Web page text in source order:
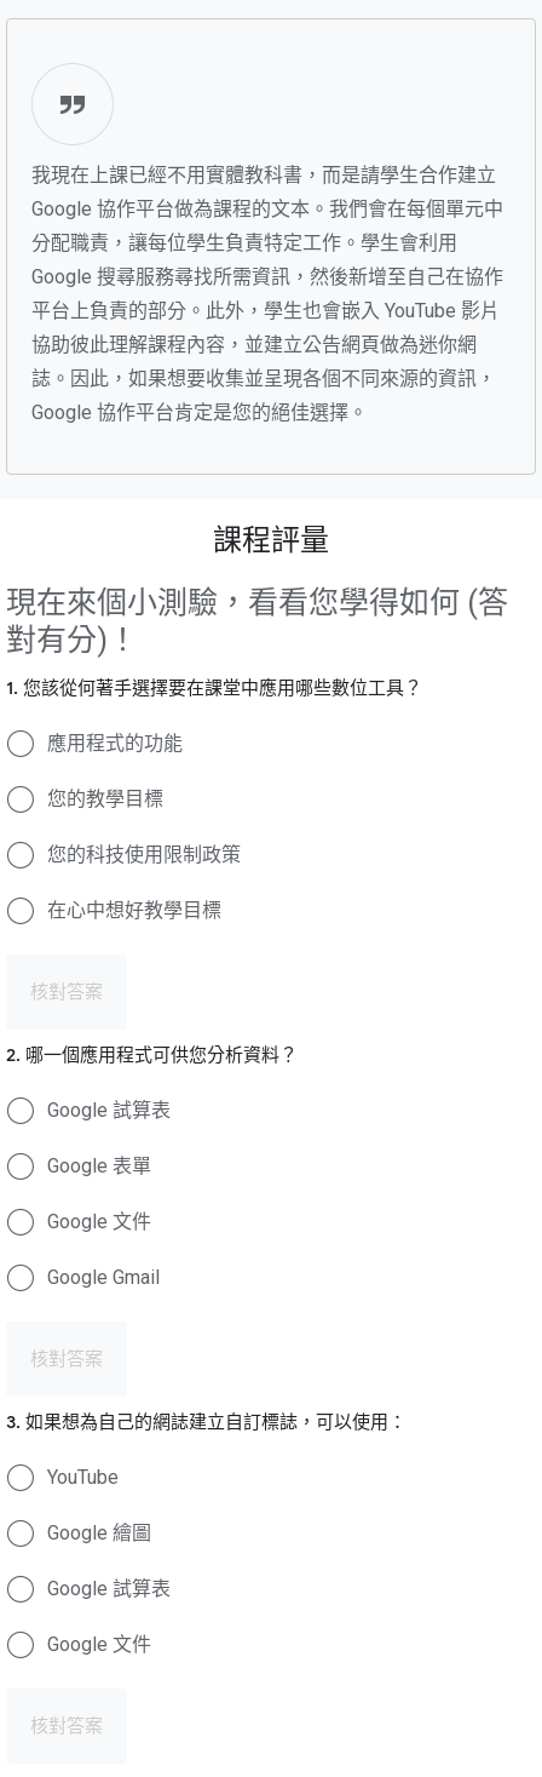
我現在上課已經不用實體教科書，而是請學生合作建立
Google 協作平台做為課程的文本。我們會在每個單元中
分配職責，讓每位學生負責特定工作。學生會利用
Google 搜尋服務尋找所需資訊，然後新增至自己在協作
平台上負責的部分。此外，學生也會嵌入 YouTube 影片
協助彼此理解課程內容，並建立公告網頁做為迷你網
誌。因此，如果想要收集並呈現各個不同來源的資訊，
Google 協作平台肯定是您的絕佳選擇。
課程評量
現在來個小測驗，看看您學得如何 (答
對有分)！
1. 您該從何著手選擇要在課堂中應用哪些數位工具？
應用程式的功能
您的教學目標
您的科技使用限制政策
在心中想好教學目標
核對答案
2. 哪一個應用程式可供您分析資料？
Google 試算表
Google 表單
Google 文件
Google Gmail
核對答案
3. 如果想為自己的網誌建立自訂標誌，可以使用：
YouTube
Google 繪圖
Google 試算表
Google 文件
核對答案